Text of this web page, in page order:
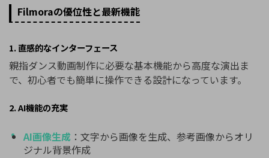
Filmoraの優位性と最新機能
1. 直感的なインターフェース
親指ダンス動画制作に必要な基本機能から高度な演出ま
で、初心者でも簡単に操作できる設計になっています。
2. AI機能の充実
AI画像生成 ：文字から画像を生成、参考画像からオリ
ジナル背景作成